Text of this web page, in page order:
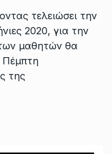
τελειώσει την
2020, για την
μαθητών θα
Πέμπτη
της